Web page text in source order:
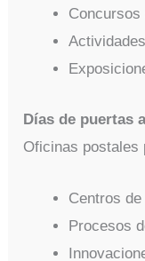
Días de puertas
Oficinas postales
Centros
Procesos